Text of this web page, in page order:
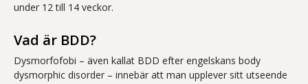
under 12 till 14 veckor.
Vad är BDD?
Dysmorfofobi – även kallat BDD efter engelskans body
dysmorphic disorder – innebär att man upplever sitt utseende